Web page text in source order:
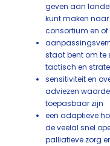
geven aan
kunt maken
consortium en of
staat bent om te
tactisch en
sensitiviteit en
adviezen
toepasbaar zijn
een adaptieve
de veelal snel
palliatieve zorg